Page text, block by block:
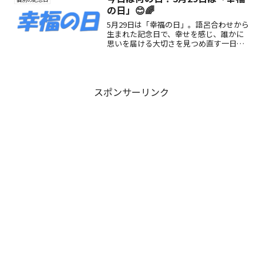
の日」😊🌈
5月29日は「幸福の日」。語呂合わせから
生まれた記念日で、幸せを感じ、誰かに
思いを届ける大切さを見つめ直す一日で
スポンサーリンク